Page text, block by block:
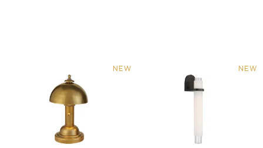
NEW NEW